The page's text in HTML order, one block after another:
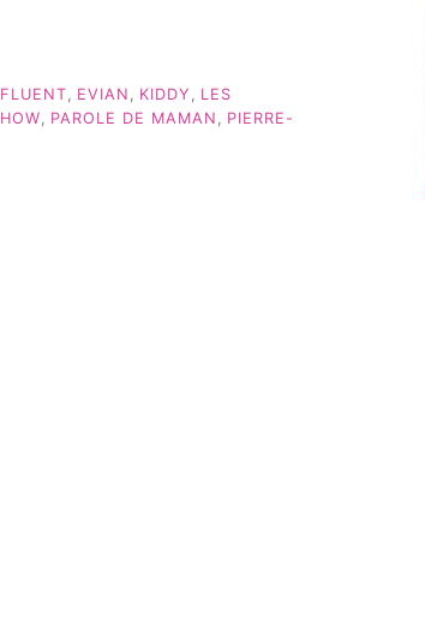
EVIAN KIDDY
LES
PAROLE DE MAMAN
PIERRE-